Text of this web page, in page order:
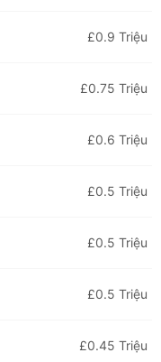
£0.9 Triệu
£0.75 Triệu
£0.6 Triệu
£0.5 Triệu
£0.5 Triệu
£0.5 Triệu
£0.45 Triệu